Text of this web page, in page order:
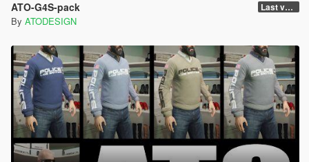
ATO-G4S-pack Last version
By ATODESIGN